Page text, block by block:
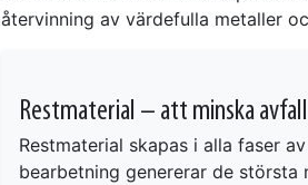
återvinning av värdefulla metaller
Restmaterial – att minska
Restmaterial skapas i alla faser
bearbetning genererar de största